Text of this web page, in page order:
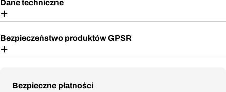
Dane techniczne
Bezpieczeństwo produktów GPSR
Bezpieczne płatności
Metody